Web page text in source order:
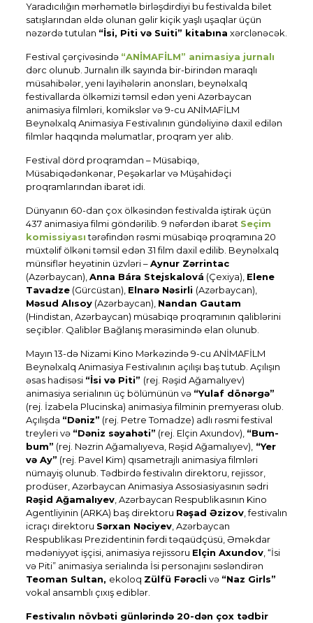
Yaradıcılığın mərhəmətlə birləşdirdiyi bu festivalda bilet
satışlarından əldə olunan gəlir kiçik yaşlı uşaqlar üçün
nəzərdə tutulan “İsi, Piti və Suiti” kitabına xərclənəcək.
Festival çərçivəsində “ANİMAFİLM” animasiya jurnalı
dərc olunub. Jurnalın ilk sayında bir-birindən maraqlı
müsahibələr, yeni layihələrin anonsları, beynəlxalq
festivallarda ölkəmizi təmsil edən yeni Azərbaycan
animasiya filmləri, komikslər və 9-cu ANİMAFİLM
Beynəlxalq Animasiya Festivalının gündəliyinə daxil edilən
filmlər haqqında məlumatlar, proqram yer alıb.
Festival dörd proqramdan – Müsabiqə,
Müsabiqədənkənar, Peşəkarlar və Müşahidəçi
proqramlarından ibarət idi.
Dünyanın 60-dan çox ölkəsindən festivalda iştirak üçün
437 animasiya filmi göndərilib. 9 nəfərdən ibarət Seçim
komissiyasıtərəfindən rəsmi müsabiqə proqramına 20
müxtəlif ölkəni təmsil edən 31 film daxil edilib. Beynəlxalq
münsiflər heyətinin üzvləri –Aynur Zərrintac
(Azərbaycan), Anna Bára Stejskalová (Çexiya), Elene
Tavadze(Gürcüstan), Elnarə Nəsirli (Azərbaycan),
Məsud Alısoy(Azərbaycan), Nandan Gautam
(Hindistan, Azərbaycan) müsabiqə proqramının qaliblərini
seçiblər. Qaliblər Bağlanış mərasimində elan olunub.
Mayın 13-də Nizami Kino Mərkəzində 9-cu ANİMAFİLM
Beynəlxalq Animasiya Festivalının açılışı baş tutub. Açılışın
əsas hadisəsi “İsi və Piti” (rej. Rəşid Ağamalıyev)
animasiya serialının üç bölümünün və “Yulaf dönərgə”
(rej. İzabela Plucinska) animasiya filminin premyerası olub.
Açılışda “Dəniz” (rej. Petre Tomadze) adlı rəsmi festival
treyleri və “Dəniz səyahəti” (rej. Elçin Axundov), “Bum-
bum” (rej. Nəzrin Ağamalıyeva, Rəşid Ağamalıyev), “Yer
və Ay” (rej. Pavel Kim) qısametrajlı animasiya filmləri
nümayiş olunub. Tədbirdə festivalın direktoru, rejissor,
prodüser, Azərbaycan Animasiya Assosiasiyasının sədri
Rəşid Ağamalıyev, Azərbaycan Respublikasının Kino
Agentliyinin (ARKA) baş direktoru Rəşad Əzizov, festivalın
icraçı direktoru Sərxan Nəciyev, Azərbaycan
Respublikası Prezidentinin fərdi təqaüdçüsü, Əməkdar
mədəniyyət işçisi, animasiya rejissoru Elçin Axundov, “İsi
və Piti” animasiya serialında İsi personajını səsləndirən
Teoman Sultan, ekoloq Zülfü Fərəcli və “Naz Girls”
vokal ansamblı çıxış ediblər.
Festivalın növbəti günlərində 20-dən çox tədbir